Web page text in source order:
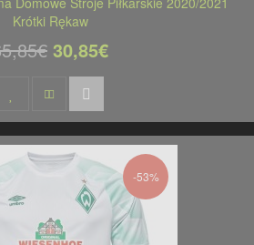
Krótki Rękaw
30,85€
-53%